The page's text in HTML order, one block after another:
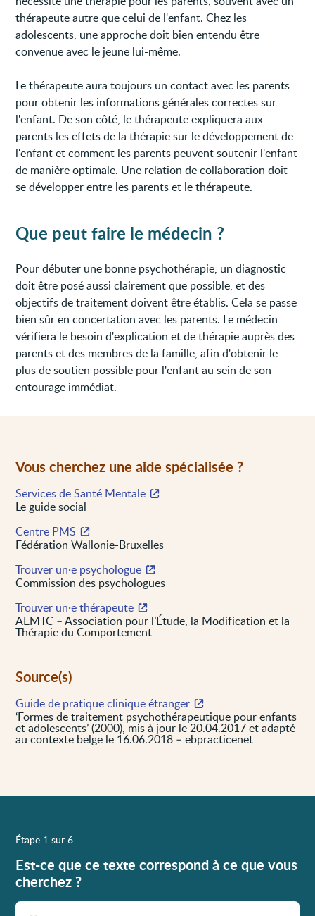
thérapeute autre que celui de l'enfant. Chez les
adolescents, une approche doit bien entendu être
convenue avec le jeune lui-même.
Le thérapeute aura toujours un contact avec les parents
pour obtenir les informations générales correctes sur
l'enfant. De son côté, le thérapeute expliquera aux
parents les effets de la thérapie sur le développement de
l'enfant et comment les parents peuvent soutenir l'enfant
de manière optimale. Une relation de collaboration doit
se développer entre les parents et le thérapeute.
Que peut faire le médecin ?
Pour débuter une bonne psychothérapie, un diagnostic
doit être posé aussi clairement que possible, et des
objectifs de traitement doivent être établis. Cela se passe
bien sûr en concertation avec les parents. Le médecin
vérifiera le besoin d'explication et de thérapie auprès des
parents et des membres de la famille, afin d'obtenir le
plus de soutien possible pour l'enfant au sein de son
entourage immédiat.
Vous cherchez une aide spécialisée ?
Services de Santé Mentale
Le guide social
Centre PMS
Fédération Wallonie-Bruxelles
Trouver un·e psychologue
Commission des psychologues
Trouver un·e thérapeute
AEMTC – Association pour l’Étude, la Modification et la
Thérapie du Comportement
Source(s)
Guide de pratique clinique étranger
‘Formes de traitement psychothérapeutique pour enfants
et adolescents’ (2000), mis à jour le 20.04.2017 et adapté
au contexte belge le 16.06.2018 – ebpracticenet
Étape 1 sur 6
Est-ce que ce texte correspond à ce que vous
cherchez ?